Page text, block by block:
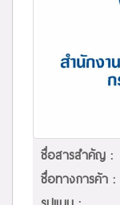
ชื่อสารสำคัญ :
ชื่อทางการค้า :